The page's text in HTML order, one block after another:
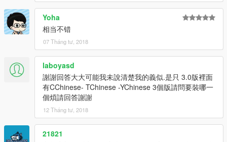
Yoha
相当不错
07 Tháng tư, 2018
laboyasd
謝謝回答大大可能我未說清楚我的義似.是只 3.0版裡面
有CChinese- TChinese -YChinese 3個版請問要裝哪一
個煩請回答謝謝
12 Tháng tư, 2018
21821